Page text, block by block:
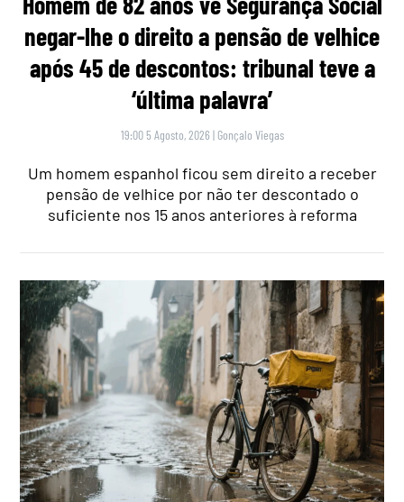
negar-lhe o direito a pensão de velhice
após 45 de descontos: tribunal teve a
‘última palavra’
19:00 5 Agosto, 2026 | Gonçalo Viegas
Um homem espanhol ficou sem direito a receber
pensão de velhice por não ter descontado o
suficiente nos 15 anos anteriores à reforma